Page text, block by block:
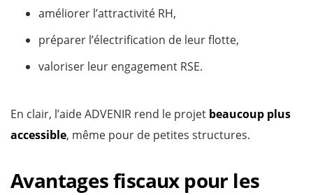
améliorer l’attractivité RH,
préparer l’électrification de leur flotte,
valoriser leur engagement RSE.
En clair, l’aide ADVENIR rend le projet beaucoup plus
accessible, même pour de petites structures.
Avantages fiscaux pour les